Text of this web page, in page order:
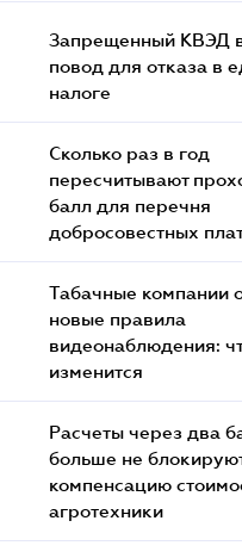
Запрещенный КВЭД
повод для отказа в
налоге
Сколько раз в год
пересчитывают
балл для перечня
добросовестных
Табачные компании
новые правила
видеонаблюдения:
изменится
Расчеты через два
больше не
компенсацию
агротехники